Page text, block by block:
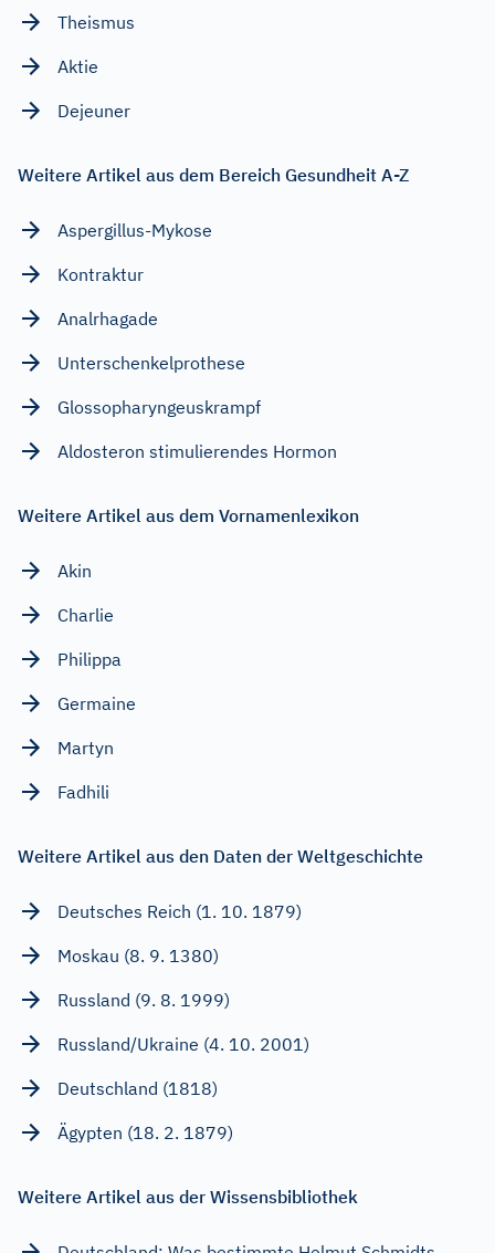
Theismus
Aktie
Dejeuner
Weitere Artikel aus dem Bereich Gesundheit A-Z
Aspergillus-Mykose
Kontraktur
Analrhagade
Unterschenkelprothese
Glossopharyngeuskrampf
Aldosteron stimulierendes Hormon
Weitere Artikel aus dem Vornamenlexikon
Akin
Charlie
Philippa
Germaine
Martyn
Fadhili
Weitere Artikel aus den Daten der Weltgeschichte
Deutsches Reich (1. 10. 1879)
Moskau (8. 9. 1380)
Russland (9. 8. 1999)
Russland/Ukraine (4. 10. 2001)
Deutschland (1818)
Ägypten (18. 2. 1879)
Weitere Artikel aus der Wissensbibliothek